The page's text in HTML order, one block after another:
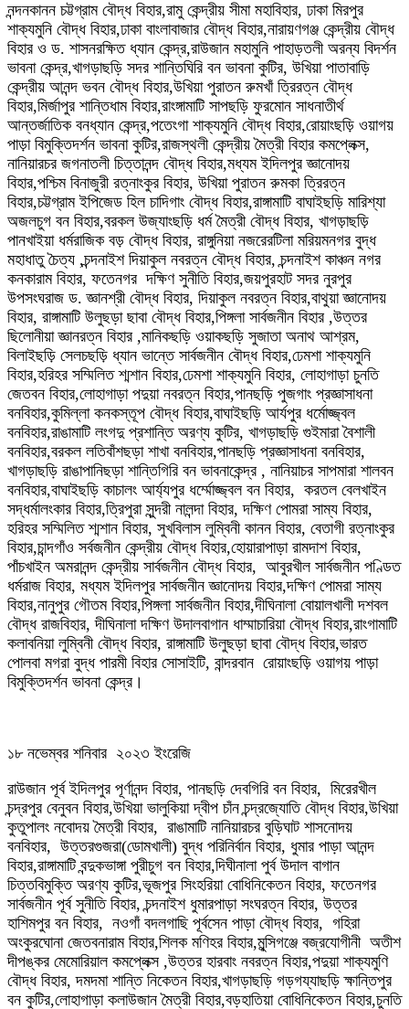
নন্দনকানন চট্টগ্রাম বৌদ্ধ বিহার,রামু কেন্দ্রীয় সীমা মহাবিহার, ঢাকা মিরপুর
শাক্যমুনি বৌদ্ধ বিহার,ঢাকা বাংলাবাজার বৌদ্ধ বিহার,নারায়ণগঞ্জ কেন্দ্রীয় বৌদ্ধ
বিহার ও ড. শাসনরক্ষিত ধ্যান কেন্দ্র,রাউজান মহামুনি পাহাড়তলী অরন্য বিদর্শন
ভাবনা কেন্দ্র,খাগড়াছড়ি সদর শান্তিঘিরি বন ভাবনা কুটির, উখিয়া পাতাবাড়ি
কেন্দ্রীয় আনন্দ ভবন বৌদ্ধ বিহার,উখিয়া পুরাতন রুমখাঁ ত্রিরত্ন বৌদ্ধ
বিহার,মির্জাপুর শান্তিধাম বিহার,রাংঙ্গামাটি সাপছড়ি ফুরমোন সাধনাতীর্থ
আন্তর্জাতিক বনধ্যান কেন্দ্র,পতেংগা শাক্যমুনি বৌদ্ধ বিহার,রোয়াংছড়ি ওয়াগয়
পাড়া বিমুক্তিদর্শন ভাবনা কুটির,রাজস্থলী কেন্দ্রীয় মৈত্রী বিহার কমপ্লেক্স,
নানিয়ারচর জগনাতলী চিত্তানন্দ বৌদ্ধ বিহার,মধ্যম ইদিলপুর জ্ঞানোদয়
বিহার,পশ্চিম বিনাজুরী রত্নাংকুর বিহার, উখিয়া পুরাতন রুমকা ত্রিরত্ন
বিহার,চট্টগ্রাম ইপিজেড হিল চাদিগাং বৌদ্ধ বিহার,রাঙ্গামাটি বাঘাইছড়ি মারিশ্যা
অজলচুগ বন বিহার,বরকল উজ্যাংছড়ি ধর্ম মৈত্রী বৌদ্ধ বিহার, খাগড়াছড়ি
পানখাইয়া ধর্মরাজিক বড় বৌদ্ধ বিহার, রাঙ্গুনিয়া নজরেরটিলা মরিয়মনগর বুদ্ধ
মহাধাতু চৈত্য ,চন্দনাইশ দিয়াকুল নবরত্ন বৌদ্ধ বিহার, চন্দনাইশ কাঞ্চন নগর
কনকারাম বিহার, ফতেনগর দক্ষিণ সুনীতি বিহার,জয়পুরহাট সদর নুরপুর
উপসংঘরাজ ড. জ্ঞানশ্রী বৌদ্ধ বিহার, দিয়াকুল নবরত্ন বিহার,বাথুয়া জ্ঞানোদয়
বিহার, রাঙ্গামাটি উলুছড়া ছাবা বৌদ্ধ বিহার,পিঙ্গলা সার্বজনীন বিহার ,উত্তর
ছিলোনীয়া জ্ঞানরত্ন বিহার ,মানিকছড়ি ওয়াকছড়ি সুজাতা অনাথ আশ্রম,
বিলাইছড়ি সেলচছড়ি ধ্যান ভান্তে সার্বজনীন বৌদ্ধ বিহার,ঢেমশা শাক্যমুনি
বিহার,হরিহর সম্মিলিত শ্মশান বিহার,ঢেমশা শাক্যমুনি বিহার, লোহাগাড়া চুনতি
জেতবন বিহার,লোহাগাড়া পদুয়া নবরত্ন বিহার,পানছড়ি পুজগাং প্রজ্ঞাসাধনা
বনবিহার,কুমিল্লা কনকস্তূপ বৌদ্ধ বিহার,বাঘাইছড়ি আর্যপুর ধর্মোজ্জ্বল
বনবিহার,রাঙামাটি লংগদু প্রশান্তি অরণ্য কুটির, খাগড়াছড়ি গুইমারা বৈশালী
বনবিহার,বরকল লতিবাঁশছড়া শাখা বনবিহার,পানছড়ি প্রজ্ঞাসাধনা বনবিহার,
খাগড়াছড়ি রাঙাপানিছড়া শান্তিগিরি বন ভাবনাকেন্দ্র , নানিয়াচর সাপমারা শালবন
বনবিহার,বাঘাইছড়ি কাচালং আর্য্যপুর ধর্ম্মোজ্জ্বল বন বিহার, করতল বেলখাইন
সদ্ধর্মালংকার বিহার,ত্রিপুরা সুন্দরী নালন্দা বিহার, দক্ষিণ পোমরা সাম্য বিহার,
হরিহর সম্মিলিত শ্মশান বিহার, সুখবিলাস লুম্বিনী কানন বিহার, বেতাগী রত্নাংকুর
বিহার,চান্দগাঁও সর্বজনীন কেন্দ্রীয় বৌদ্ধ বিহার,হোয়ারাপাড়া রামদাশ বিহার,
পাঁচখাইন অমরানন্দ কেন্দ্রীয় সার্বজনীন বৌদ্ধ বিহার, আবুরখীল সার্বজনীন পণ্ডিত
ধর্মরাজ বিহার, মধ্যম ইদিলপুর সার্বজনীন জ্ঞানোদয় বিহার,দক্ষিণ পোমরা সাম্য
বিহার,নানুপুর গৌতম বিহার,পিঙ্গলা সার্বজনীন বিহার,দীঘিনালা বোয়ালখালী দশবল
বৌদ্ধ রাজবিহার, দীঘিনালা দক্ষিণ উদালবাগান ধাম্মাচারিয়া বৌদ্ধ বিহার,রাংগামাটি
কলাবনিয়া লুম্বিনী বৌদ্ধ বিহার, রাঙ্গামাটি উলুছড়া ছাবা বৌদ্ধ বিহার,ভারত
পোলবা মগরা বুদ্ধ পারমী বিহার সোসাইটি, বান্দরবান রোয়াংছড়ি ওয়াগয় পাড়া
বিমুক্তিদর্শন ভাবনা কেন্দ্র।
১৮ নভেম্বর শনিবার ২০২৩ ইংরেজি
রাউজান পূর্ব ইদিলপুর পূর্ণানন্দ বিহার, পানছড়ি দেবগিরি বন বিহার, মিরেরখীল
চন্দ্রপুর বেনুবন বিহার,উখিয়া ভালুকিয়া দ্বীপ চাঁন চন্দ্রজ্যোতি বৌদ্ধ বিহার,উখিয়া
কুতুপালং নবোদয় মৈত্রী বিহার, রাঙামাটি নানিয়ারচর বুড়িঘাট শাসনোদয়
বনবিহার, উত্তরগুজরা(ডোমখালী) বুদ্ধ পরিনির্বান বিহার, ধুমার পাড়া আনন্দ
বিহার,রাঙ্গামাটি বন্দুকভাঙ্গা পুরীচুগ বন বিহার,দিঘীনালা পুর্ব উদাল বাগান
চিত্তবিমুক্তি অরণ্য কুটির,ভূজপুর সিংহরিয়া বোধিনিকেতন বিহার, ফতেনগর
সার্বজনীন পূর্ব সুনীতি বিহার, চন্দনাইশ ধুমারপাড়া সংঘরত্ন বিহার, উত্তর
হাশিমপুর বন বিহার, নওগাঁ বদলগাছি পূর্বসেন পাড়া বৌদ্ধ বিহার, গহিরা
অংকুরঘোনা জেতবনারাম বিহার,শিলক মণিহর বিহার,মুন্সিগঞ্জে বজ্রযোগীনী অতীশ
দীপঙ্কর মেমোরিয়াল কমপ্লেক্স ,উত্তর হারবাং নবরত্ন বিহার,পদুয়া শাক্যমুণি
বৌদ্ধ বিহার, দমদমা শান্তি নিকেতন বিহার,খাগড়াছড়ি গড়গয্যাছড়ি ক্ষান্তিপুর
বন কুটির,লোহাগাড়া কলাউজান মৈত্রী বিহার,বড়হাতিয়া বোধিনিকেতন বিহার,চুনতি